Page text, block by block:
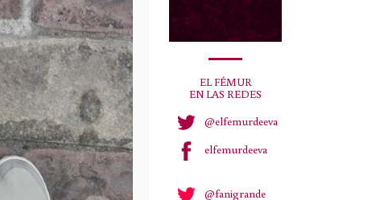
EL FÉMUR
EN LAS REDES
@elfemurdeeva
elfemurdeeva
@fanigrande